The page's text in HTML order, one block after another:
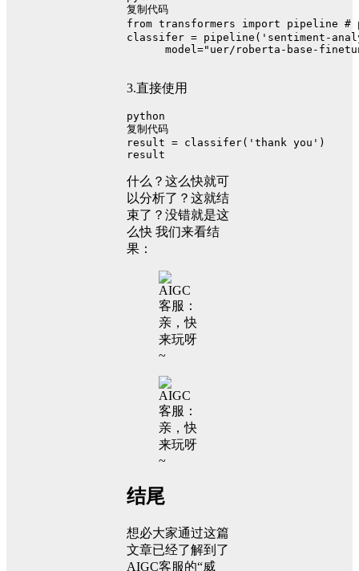
复制代码
from transformers import pipeline #
classifer = pipeline( 'sentiment-
      model=
"uer/roberta-base-
3.直接使用
python
复制代码
result = classifer( 'thank you' )
result
什么？这么快就可
以分析了？这就结
束了？没错就是这
么快 我们来看结
果：
结尾
想必大家通过这篇
文章已经了解到了
AIGC客服的“威